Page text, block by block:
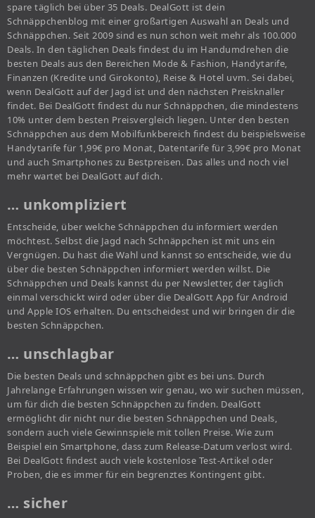
spare täglich bei über 35 Deals. DealGott ist dein
Schnäppchenblog mit einer großartigen Auswahl an Deals und
Schnäppchen. Seit 2009 sind es nun schon weit mehr als 100.000
Deals. In den täglichen Deals findest du im Handumdrehen die
besten Deals aus den Bereichen Mode & Fashion, Handytarife,
Finanzen (Kredite und Girokonto), Reise & Hotel uvm. Sei dabei,
wenn DealGott auf der Jagd ist und den nächsten Preisknaller
findet. Bei DealGott findest du nur Schnäppchen, die mindestens
10% unter dem besten Preisvergleich liegen. Unter den besten
Schnäppchen aus dem Mobilfunkbereich findest du beispielsweise
Handytarife für 1,99€ pro Monat, Datentarife für 3,99€ pro Monat
und auch Smartphones zu Bestpreisen. Das alles und noch viel
mehr wartet bei DealGott auf dich.
… unkompliziert
Entscheide, über welche Schnäppchen du informiert werden
möchtest. Selbst die Jagd nach Schnäppchen ist mit uns ein
Vergnügen. Du hast die Wahl und kannst so entscheide, wie du
über die besten Schnäppchen informiert werden willst. Die
Schnäppchen und Deals kannst du per Newsletter, der täglich
einmal verschickt wird oder über die DealGott App für Android
und Apple IOS erhalten. Du entscheidest und wir bringen dir die
besten Schnäppchen.
… unschlagbar
Die besten Deals und schnäppchen gibt es bei uns. Durch
Jahrelange Erfahrungen wissen wir genau, wo wir suchen müssen,
um für dich die besten Schnäppchen zu finden. DealGott
ermöglicht dir nicht nur die besten Schnäppchen und Deals,
sondern auch viele Gewinnspiele mit tollen Preise. Wie zum
Beispiel ein Smartphone, dass zum Release-Datum verlost wird.
Bei DealGott findest auch viele kostenlose Test-Artikel oder
Proben, die es immer für ein begrenztes Kontingent gibt.
… sicher